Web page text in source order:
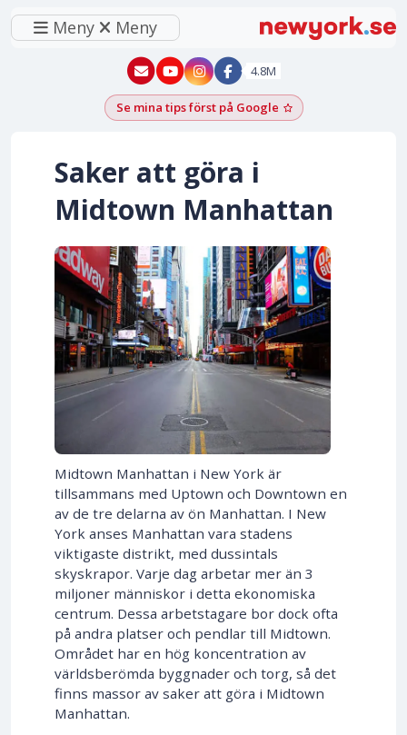
Meny Meny
New York - YouTube
New York - Instagram
4.8M
Se mina tips först på GoogleLägg till som
Saker att göra i
Midtown Manhattan
Midtown Manhattan i New York är
tillsammans med Uptown och Downtown en
av de tre delarna av ön Manhattan. I New
York anses Manhattan vara stadens
viktigaste distrikt, med dussintals
skyskrapor. Varje dag arbetar mer än 3
miljoner människor i detta ekonomiska
centrum. Dessa arbetstagare bor dock ofta
på andra platser och pendlar till Midtown.
Området har en hög koncentration av
världsberömda byggnader och torg, så det
finns massor av saker att göra i Midtown
Manhattan.